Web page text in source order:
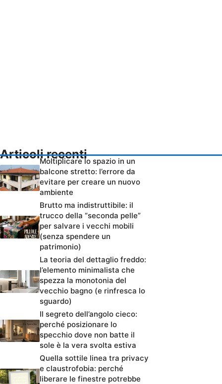
Articoli recenti
Moltiplicare lo spazio in un
balcone stretto: l’errore da
evitare per creare un nuovo
ambiente
Brutto ma indistruttibile: il
trucco della “seconda pelle”
per salvare i vecchi mobili
(senza spendere un
patrimonio)
La teoria del dettaglio freddo:
l’elemento minimalista che
spezza la monotonia del
vecchio bagno (e rinfresca lo
sguardo)
Il segreto dell’angolo cieco:
perché posizionare lo
specchio dove non batte il
sole è la vera svolta estiva
Quella sottile linea tra privacy
e claustrofobia: perché
liberare le finestre potrebbe